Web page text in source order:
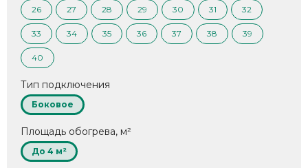
26 27 28 29 30 31 32
33 34 35 36 37 38 39
40
Тип подключения
Боковое
Площадь обогрева, м²
До 4 м²